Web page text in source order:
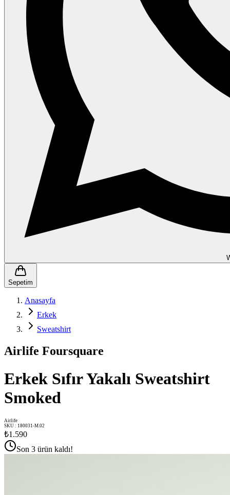
Sepetim
Anasayfa
Erkek
Sweatshirt
Airlife Foursquare
Erkek Sıfır Yakalı Sweatshirt
Smoked
Airlife
SKU : 180031-M.02
₺1.590
Son 3 ürün kaldı!